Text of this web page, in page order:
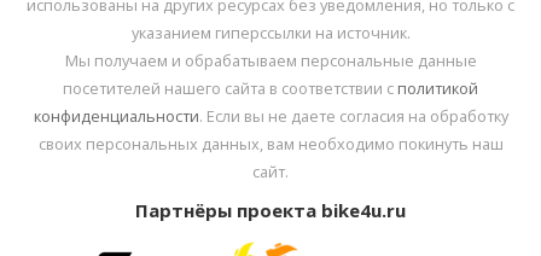
использованы на других ресурсах без уведомления, но только с
указанием гиперссылки на источник.
Мы получаем и обрабатываем персональные данные
посетителей нашего сайта в соответствии с политикой
конфиденциальности. Если вы не даете согласия на обработку
своих персональных данных, вам необходимо покинуть наш
сайт.
Партнёры проекта bike4u.ru